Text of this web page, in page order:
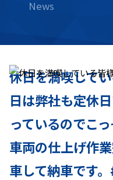
休日を満喫して
日は弊社も定休
っているのでこ
車両の仕上げ作
車して納車です